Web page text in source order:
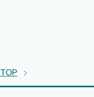
TOP